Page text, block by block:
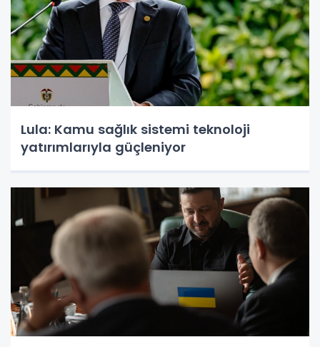
Lula: Kamu sağlık sistemi teknoloji
yatırımlarıyla güçleniyor